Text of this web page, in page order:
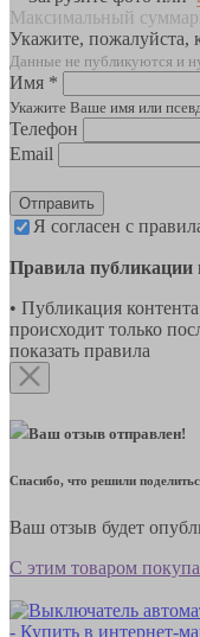
Максимальный
Укажите, пожалуйста,
Данные не публикуются и
Имя *
Укажите Ваше имя или
Телефон
Email
Отправить
Я согласен с
Правила публикации
• Публикация
происходит только
показать правила
Ваш отзыв отправлен!
Спасибо, что решили
Ваш отзыв будет
С этим товаром